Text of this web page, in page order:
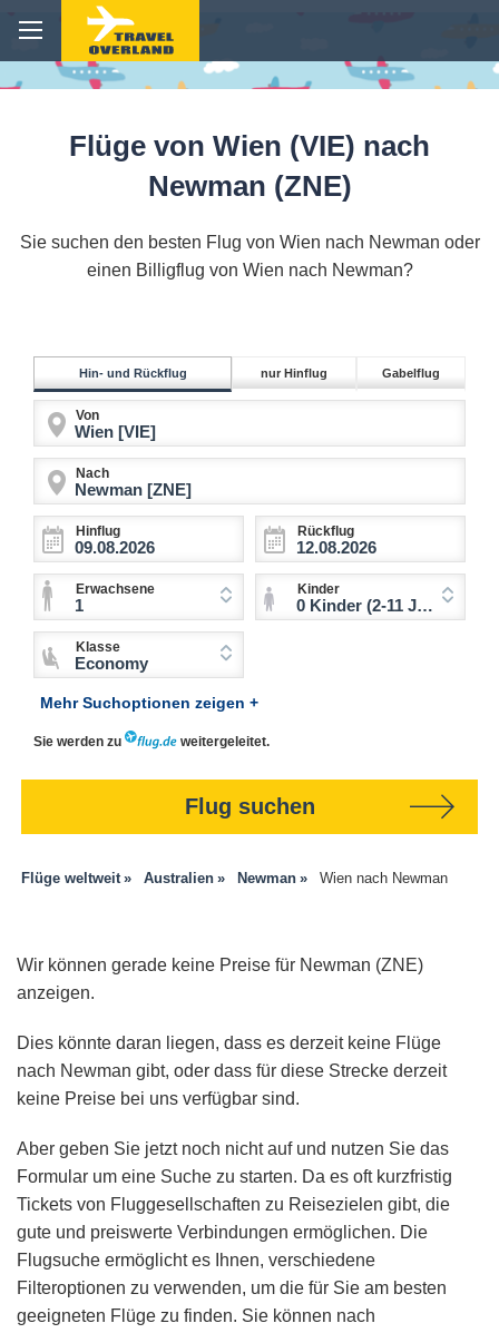
Flüge von Wien (VIE) nach
Newman (ZNE)
Sie suchen den besten Flug von Wien nach Newman oder
einen Billigflug von Wien nach Newman?
Hin- und Rückflug nur Hinflug Gabelflug
Von
Nach
Hinflug Rückflug
Erwachsene
1
Kinder
0 Kinder (2-11 Jahre)
Klasse
Economy
Mehr Suchoptionen zeigen +
Sie werden zu weitergeleitet.
Flug suchen
Flüge weltweit Australien Newman Wien nach Newman
Wir können gerade keine Preise für Newman (ZNE)
anzeigen.
Dies könnte daran liegen, dass es derzeit keine Flüge
nach Newman gibt, oder dass für diese Strecke derzeit
keine Preise bei uns verfügbar sind.
Aber geben Sie jetzt noch nicht auf und nutzen Sie das
Formular um eine Suche zu starten. Da es oft kurzfristig
Tickets von Fluggesellschaften zu Reisezielen gibt, die
gute und preiswerte Verbindungen ermöglichen. Die
Flugsuche ermöglicht es Ihnen, verschiedene
Filteroptionen zu verwenden, um die für Sie am besten
geeigneten Flüge zu finden. Sie können nach